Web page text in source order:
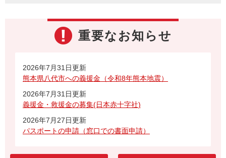
重要なお知らせ
2026年7月31日更新
熊本県八代市への義援金（令和8年熊本地震）
2026年7月31日更新
義援金・救援金の募集(日本赤十字社)
2026年7月27日更新
パスポートの申請（窓口での書面申請）